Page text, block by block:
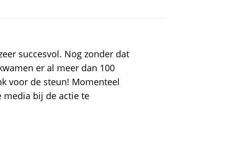
succesvol. Nog zonder dat
er al meer dan 100
voor de steun! Momenteel
media bij de actie te